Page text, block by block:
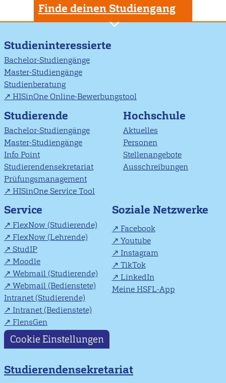
Finde deinen Studiengang
Studieninteressierte
Bachelor-Studiengänge
Master-Studiengänge
Studienberatung
HISinOne Online-Bewerbungstool
Studierende
Bachelor-Studiengänge
Master-Studiengänge
Info Point
Studierendensekretariat
Prüfungsmanagement
HISinOne Service Tool
Hochschule
Aktuelles
Personen
Stellenangebote
Ausschreibungen
Service
FlexNow (Studierende)
FlexNow (Lehrende)
StudIP
Moodle
Webmail (Studierende)
Webmail (Bedienstete)
Intranet (Studierende)
Intranet (Bedienstete)
FlensGen
Soziale Netzwerke
Facebook
Youtube
Instagram
TikTok
LinkedIn
Meine HSFL-App
Cookie Einstellungen
Studierendensekretariat